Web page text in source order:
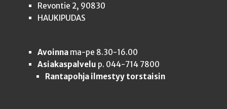
Revontie 2, 90830
HAUKIPUDAS
Avoinnama-pe 8.30-16.00
Asiakaspalvelu p. 044-714 7800
Rantapohja ilmestyy torstaisin